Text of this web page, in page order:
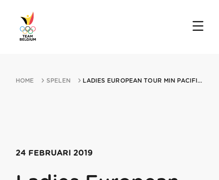
HOME SPELEN LADIES EUROPEAN TOUR MIN PACIFIC BAY RESORT AUSTRALIAN LADIES CLASSIC 2402...
24 FEBRUARI 2019